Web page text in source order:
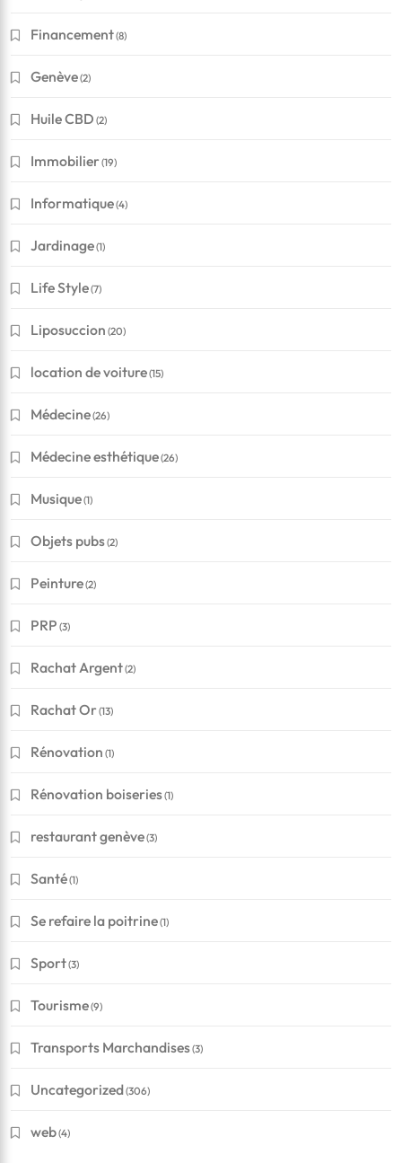
Financement(8)
Genève(2)
Huile CBD (2)
Immobilier(19)
Informatique(4)
Jardinage(1)
Life Style(7)
Liposuccion (20)
location de voiture(15)
Médecine(26)
Médecine esthétique(26)
Musique(1)
Objets pubs(2)
Peinture(2)
PRP (3)
Rachat Argent(2)
Rachat Or(13)
Rénovation (1)
Rénovation boiseries(1)
restaurant genève(3)
Santé(1)
Se refaire la poitrine(1)
Sport(3)
Tourisme(9)
Transports Marchandises(3)
Uncategorized(306)
web(4)
Conseils pour réussir à obtenir un crédit en Suisse
Mars 3, 2026